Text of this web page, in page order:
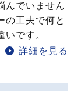
んでいません
の工夫で何と
です。
詳細を見る